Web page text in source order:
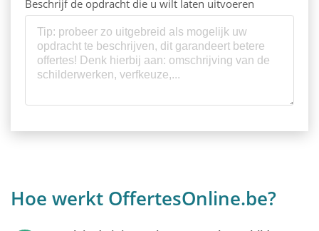
Beschrijf de opdracht die u wilt laten uitvoeren
Hoe werkt OffertesOnline.be?